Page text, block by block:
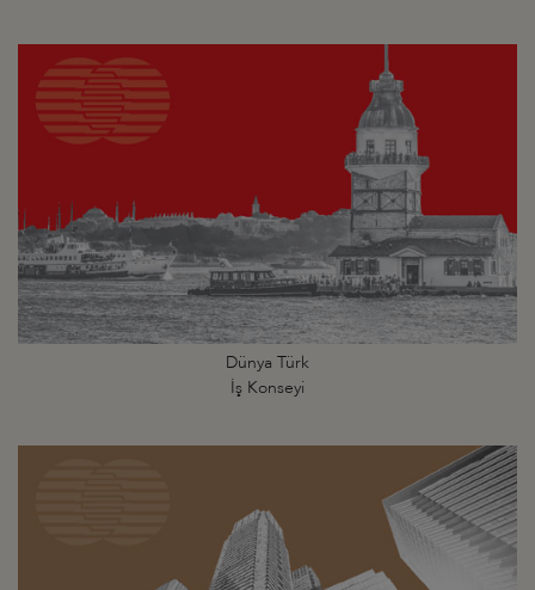
Dünya Türk
İş Konseyi